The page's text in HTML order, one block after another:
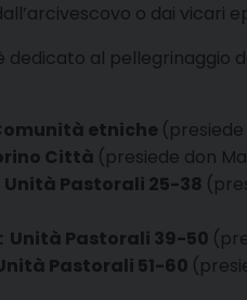
o dai vicari
dedicato al pellegrinaggio
etniche
Città (presiede don
Unità Pastorali 25-38
Unità Pastorali 39-50
Pastorali 51-60